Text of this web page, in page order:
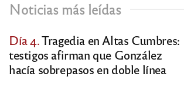
Noticias más leídas
Día 4.Tragedia en Altas Cumbres:
testigos afirman que González
hacía sobrepasos en doble línea